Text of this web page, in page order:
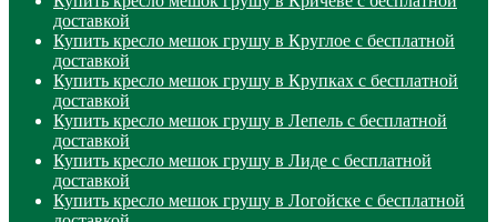
доставкой
Купить кресло мешок грушу в Круглое с бесплатной
доставкой
Купить кресло мешок грушу в Крупках с бесплатной
доставкой
Купить кресло мешок грушу в Лепель с бесплатной
доставкой
Купить кресло мешок грушу в Лиде с бесплатной
доставкой
Купить кресло мешок грушу в Логойске с бесплатной